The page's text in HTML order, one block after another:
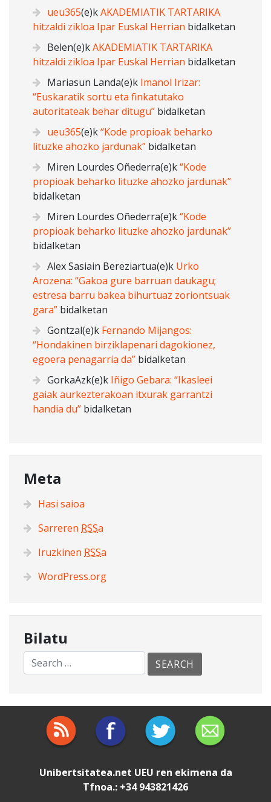
ueu365(e)kAKADEMIATIK TARTARIKA
hitzaldi zikloa Ipar Euskal Herrian bidalketan
Belen(e)kAKADEMIATIK TARTARIKA
hitzaldi zikloa Ipar Euskal Herrian bidalketan
Mariasun Landa(e)k Imanol Irizar:
“Euskaratik sortu eta finkatutako
autoritateak behar ditugu” bidalketan
ueu365(e)k“Kode propioak beharko
lituzke ahozko jardunak” bidalketan
Miren Lourdes Oñederra(e)k“Kode
propioak beharko lituzke ahozko jardunak”
bidalketan
Miren Lourdes Oñederra(e)k“Kode
propioak beharko lituzke ahozko jardunak”
bidalketan
Alex Sasiain Bereziartua(e)k Urko
Arozena: “Gakoa gure barruan daukagu;
estresa barru bakea bihurtuaz zoriontsuak
gara” bidalketan
Gontzal(e)k Fernando Mijangos:
“Hondakinen birziklapenari dagokionez,
egoera penagarria da” bidalketan
GorkaAzk(e)k Iñigo Gebara: “Ikasleei
gaiak aurkezterakoan itxurak garrantzi
handia du” bidalketan
Meta
Hasi saioa
Sarreren RSSa
Iruzkinen RSSa
WordPress.org
Bilatu
Unibertsitatea.net UEU ren ekimena da
Tfnoa.: +34 943821426